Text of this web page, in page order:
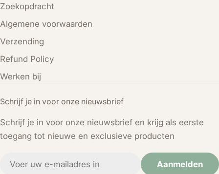
Schrijf je in voor onze nieuwsbrief
Schrijf je in voor onze nieuwsbrief en krijg als eerste
toegang tot nieuwe en exclusieve producten
Aanmelden
Zoekopdracht
Algemene voorwaarden
Verzending
Refund Policy
Werken bij